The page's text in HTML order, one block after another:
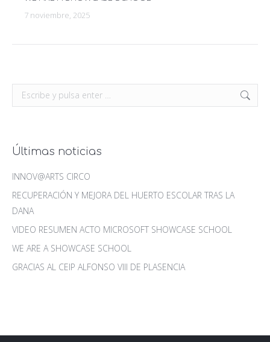
7 noviembre, 2025
Buscar:
Últimas noticias
INNOV@ARTS CIRCO
RECUPERACIÓN Y MEJORA DEL HUERTO ESCOLAR TRAS LA
DANA
VIDEO RESUMEN ACTO MICROSOFT SHOWCASE SCHOOL
WE ARE A SHOWCASE SCHOOL
GRACIAS AL CEIP ALFONSO VIII DE PLASENCIA